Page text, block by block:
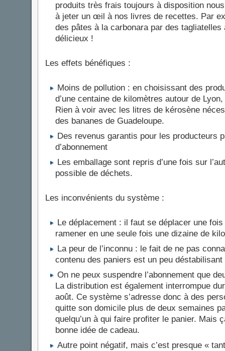
produits très frais toujours à disposition
à jeter un œil à nos livres de recettes. Par
des pâtes à la carbonara par des tagliatelles
délicieux !
Les effets bénéfiques :
Moins de pollution : en choisissant des
d’une centaine de kilomètres autour de
Rien à voir avec les litres de kérosène
des bananes de Guadeloupe.
Des revenus garantis pour les producteurs
d’abonnement
Les emballage sont repris d’une fois sur
possible de déchets.
Les inconvénients du système :
Le déplacement : il faut se déplacer une
ramener en une seule fois une dizaine de
La peur de l’inconnu : le fait de ne pas
contenu des paniers est un peu déstabilisant
On ne peux suspendre l’abonnement que
La distribution est également interrompue
août. Ce système s’adresse donc à des
quitte son domicile plus de deux semaines
quelqu’un à qui faire profiter le panier. Mais
bonne idée de cadeau.
Autre point négatif, mais c’est presque «